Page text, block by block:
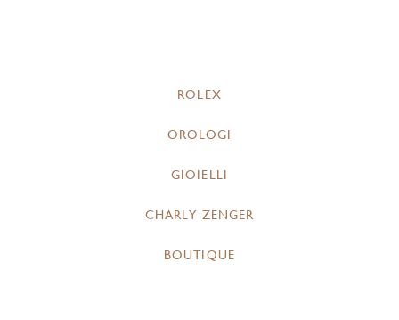
ROLEX
OROLOGI
GIOIELLI
CHARLY ZENGER
BOUTIQUE